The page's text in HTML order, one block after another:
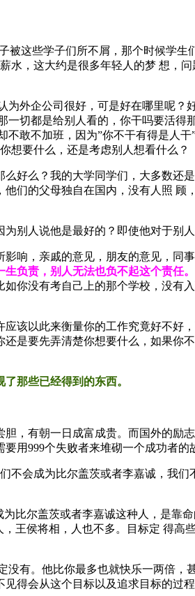
这些学子们所不屑，那个时候学
，这大约是很多年轻人的梦 想，
外企公司很好，可是好在哪里呢
切都是给别人看的，你干吗要活得
敢不加班，因为”你不干有得是人
想要什么，还是考虑别人想看什么？
好么？我的大学同学们，大多数还
们的父母独自在国内，没有人照 顾
别人说他是最好的？即使他对于别
响，亲戚的意见，朋友的意见，
负责，别人无法也负不起这个责任
如你没有考自己上的那个学校，没有
该以此来衡量你的工作究竟好不好
是要先弄清楚你想要什么，如果你
那些已经得到的东西。
，有朝一日成富成贵。而国外的励
用999个失败者来堆砌一个成功者的
会成为比尔盖茨或者李嘉诚，我们
比尔盖茨或者李嘉诚这种人，是靠
王侯将相，人也不多。目标定 得高
有。他比你最多也就快乐一两倍
得会从这个目标以及追求目标的过